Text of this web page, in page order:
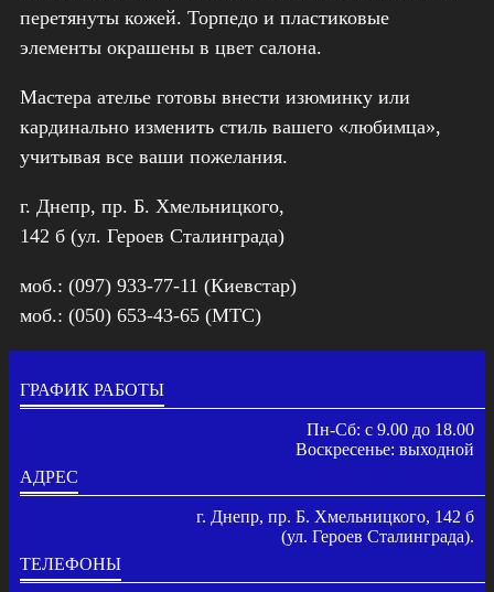
перетянуты кожей. Торпедо и пластиковые
элементы окрашены в цвет салона.
Мастера ателье готовы внести изюминку или
кардинально изменить стиль вашего «любимца»,
учитывая все ваши пожелания.
г. Днепр, пр. Б. Хмельницкого,
142 б (ул. Героев Сталинграда)
моб.: (097) 933-77-11 (Киевстар)
моб.: (050) 653-43-65 (МТС)
ГРАФИК РАБОТЫ
Пн-Сб: с 9.00 до 18.00
Воскресенье: выходной
АДРЕС
г. Днепр, пр. Б. Хмельницкого, 142 б
(ул. Героев Сталинграда).
ТЕЛЕФОНЫ